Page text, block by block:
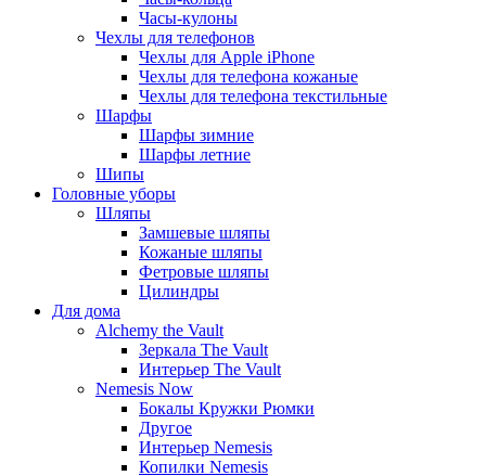
Часы-кулоны
Чехлы для телефонов
Чехлы для Apple iPhone
Чехлы для телефона кожаные
Чехлы для телефона текстильные
Шарфы
Шарфы зимние
Шарфы летние
Шипы
Головные уборы
Шляпы
Замшевые шляпы
Кожаные шляпы
Фетровые шляпы
Цилиндры
Для дома
Alchemy the Vault
Зеркала The Vault
Интерьер The Vault
Nemesis Now
Бокалы Кружки Рюмки
Другое
Интерьер Nemesis
Копилки Nemesis